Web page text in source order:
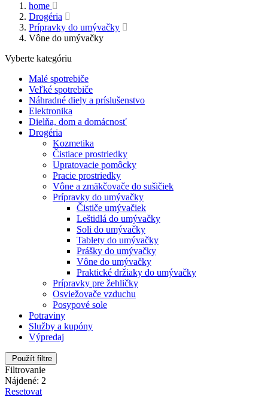
home
Drogéria
Prípravky do umývačky
Vône do umývačky
Vyberte kategóriu
Malé spotrebiče
Veľké spotrebiče
Náhradné diely a príslušenstvo
Elektronika
Dielňa, dom a domácnosť
Drogéria
Kozmetika
Čistiace prostriedky
Upratovacie pomôcky
Pracie prostriedky
Vône a zmäkčovače do sušičiek
Prípravky do umývačky
Čističe umývačiek
Leštidlá do umývačky
Soli do umývačky
Tablety do umývačky
Prášky do umývačky
Vône do umývačky
Praktické držiaky do umývačky
Prípravky pre žehličky
Osviežovače vzduchu
Posypové sole
Potraviny
Služby a kupóny
Výpredaj
Použít filtre
Filtrovanie
Nájdené: 2
Resetovat